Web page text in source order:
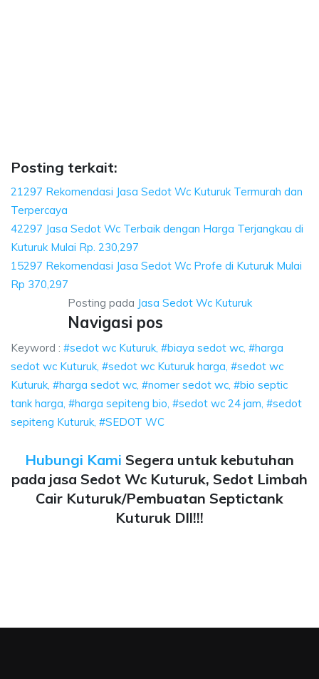
Posting terkait:
21297 Rekomendasi Jasa Sedot Wc Kuturuk Termurah dan
Terpercaya
42297 Jasa Sedot Wc Terbaik dengan Harga Terjangkau di
Kuturuk Mulai Rp. 230,297
15297 Rekomendasi Jasa Sedot Wc Profe di Kuturuk Mulai
Rp 370,297
Posting pada Jasa Sedot Wc Kuturuk
Navigasi pos
Keyword : #sedot wc Kuturuk, #biaya sedot wc, #harga
sedot wc Kuturuk, #sedot wc Kuturuk harga, #sedot wc
Kuturuk, #harga sedot wc, #nomer sedot wc, #bio septic
tank harga, #harga sepiteng bio, #sedot wc 24 jam, #sedot
sepiteng Kuturuk, #SEDOT WC
Hubungi Kami Segera untuk kebutuhan
pada jasa Sedot Wc Kuturuk, Sedot Limbah
Cair Kuturuk/Pembuatan Septictank
Kuturuk Dll!!!